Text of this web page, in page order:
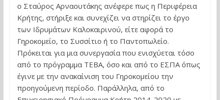
ο Σταύρος Αρναουτάκης ανέφερε πως η Περιφέρεια
Κρήτης, στήριξε και συνεχίζει να στηρίζει το έργο
των Ιδρυμάτων Καλοκαιρινού, είτε αφορά το
Γηροκομείο, το Συσσίτιο ή το Παντοπωλείο.
Πρόκειται για μια συνεργασία που ενισχύεται τόσο
από το πρόγραμμα ΤΕΒΑ, όσο και από το ΕΣΠΑ όπως
έγινε με την ανακαίνιση του Γηροκομείου την
προηγούμενη περίοδο. Παράλληλα, από το